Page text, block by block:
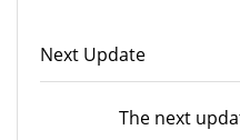
Next Update
The next